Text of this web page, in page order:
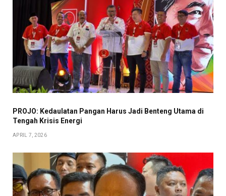
PROJO: Kedaulatan Pangan Harus Jadi Benteng Utama di
Tengah Krisis Energi
APRIL 7, 2026